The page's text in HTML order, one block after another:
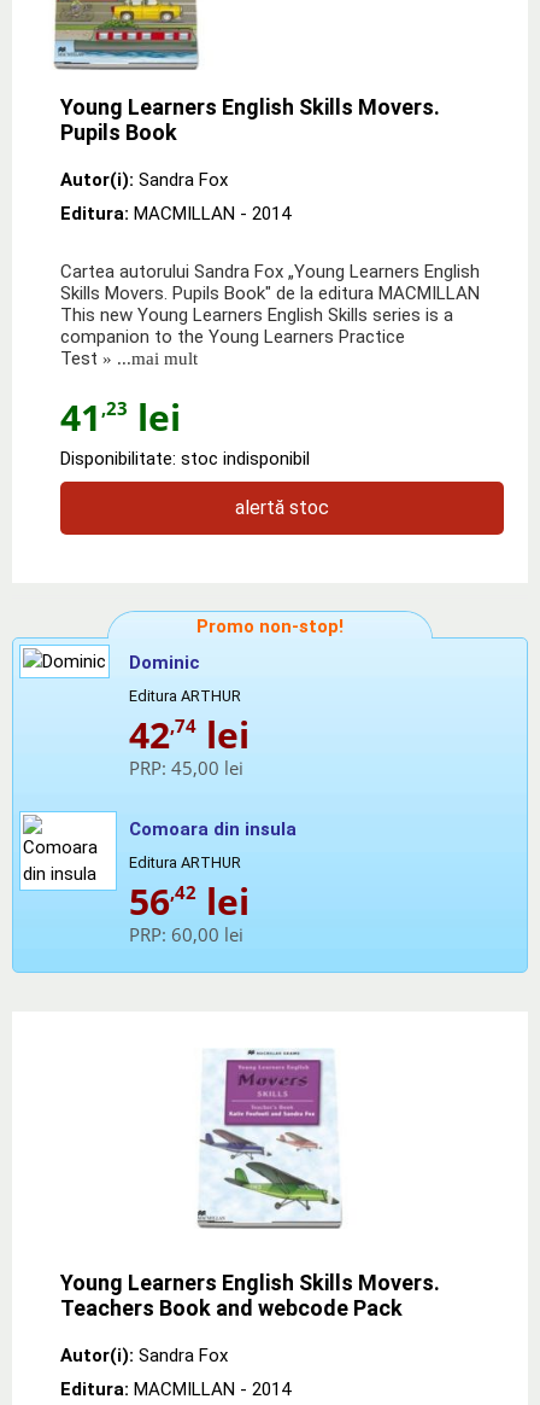
Young Learners English Skills Movers.
Pupils Book
Autor(i): Sandra Fox
Editura: MACMILLAN - 2014
Cartea autorului Sandra Fox „Young Learners English
Skills Movers. Pupils Book" de la editura MACMILLAN
This new Young Learners English Skills series is a
companion to the Young Learners Practice
Test » ...mai mult
41 ,23 lei
Disponibilitate: stoc indisponibil
alertă stoc
Promo non-stop!
Dominic
Editura ARTHUR
42,74 lei
PRP: 45,00 lei
Comoara din insula
Editura ARTHUR
56,42 lei
PRP: 60,00 lei
Young Learners English Skills Movers.
Teachers Book and webcode Pack
Autor(i): Sandra Fox
Editura: MACMILLAN - 2014